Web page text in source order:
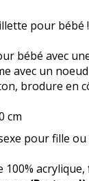
pour bébé !
bébé avec
avec un
brodure en
cm
pour fille
100%